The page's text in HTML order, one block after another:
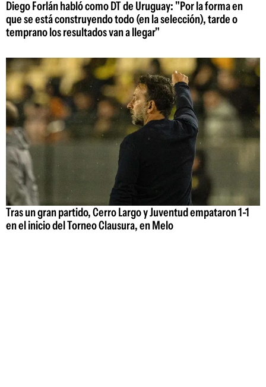
Diego Forlán habló como DT de Uruguay: "Por la forma en
que se está construyendo todo (en la selección), tarde o
temprano los resultados van a llegar"
Tras un gran partido, Cerro Largo y Juventud empataron 1-1
en el inicio del Torneo Clausura, en Melo